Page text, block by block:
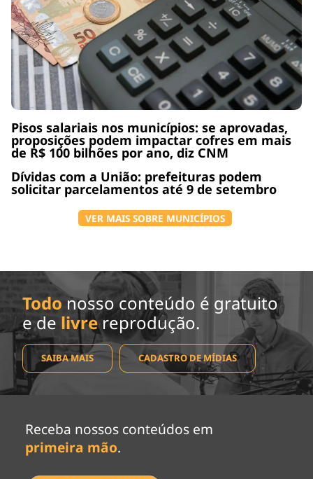
Pisos salariais nos municípios: se aprovadas,
proposições podem impactar cofres em mais
de R$ 100 bilhões por ano, diz CNM
Dívidas com a União: prefeituras podem
solicitar parcelamentos até 9 de setembro
VER MAIS SOBRE MUNICÍPIOS
Todo nosso conteúdo é gratuito
e de livrereprodução.
SAIBA MAIS CADASTRO DE MÍDIAS
Receba nossos conteúdos em
primeira mão.